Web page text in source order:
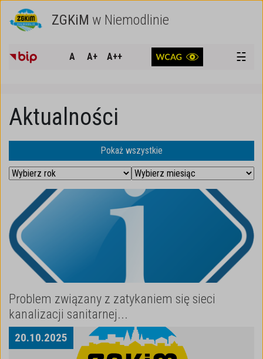
ZGKiM w Niemodlinie
A A+ A++ ☵
Aktualności
Pokaż wszystkie
Problem związany z zatykaniem się sieci
kanalizacji sanitarnej...
20.10.2025